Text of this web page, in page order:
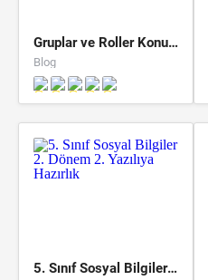
Gruplar ve Roller Konu Anlatımı
Blog
5. Sınıf Sosyal Bilgiler 2. Dönem 2. Yazılıya Hazırlık